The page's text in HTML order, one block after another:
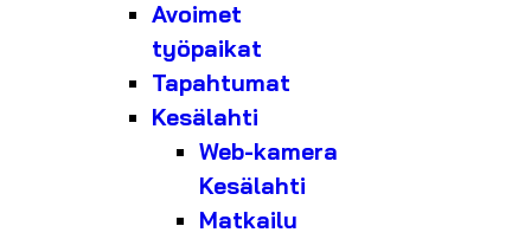
Avoimet
työpaikat
Tapahtumat
Kesälahti
Web-kamera
Kesälahti
Matkailu